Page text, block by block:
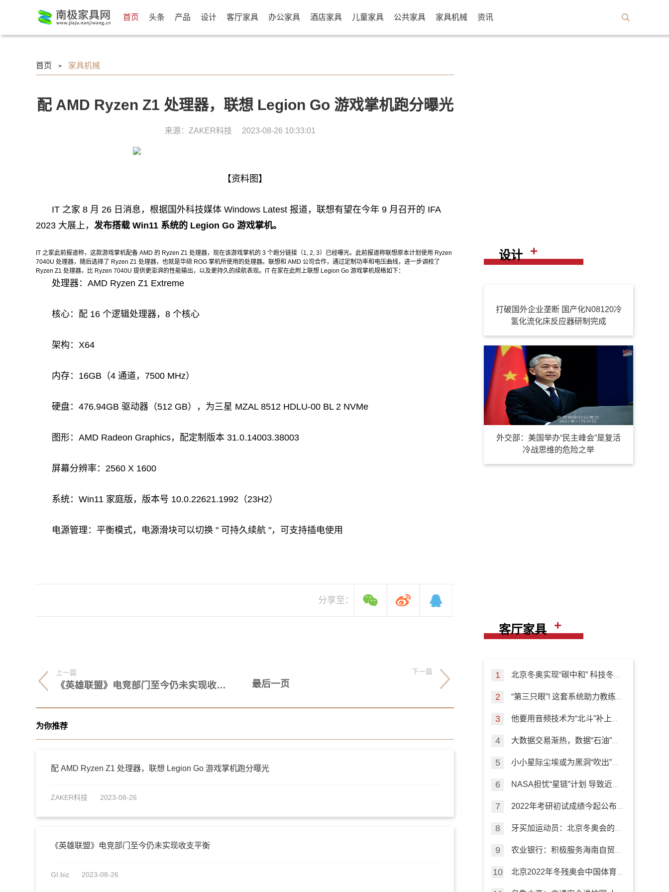
首页 头条 产品 设计 客厅家具 办公家具 酒店家具 儿童家具 公共家具 家具机械 资讯
首页 > 家具机械
配 AMD Ryzen Z1 处理器，联想 Legion Go 游戏掌机跑分曝光
来源：ZAKER科技 2023-08-26 10:33:01
【资料图】
IT 之家 8 月 26 日消息，根据国外科技媒体 Windows Latest 报道，联想有望在今年 9 月召开的 IFA
2023 大展上， 发布搭载 Win11 系统的 Legion Go 游戏掌机。
IT 之家此前报道称，这款游戏掌机配备 AMD 的 Ryzen Z1 处理器，现在该游戏掌机的 3 个跑分链接（1, 2, 3）已经曝光。此前报道称联想原本计划使用 Ryzen
7040U 处理器，随后选择了 Ryzen Z1 处理器，也就是华硕 ROG 掌机所使用的处理器。联想和 AMD 公司合作，通过定制功率和电压曲线，进一步调校了
Ryzen Z1 处理器，比 Ryzen 7040U 提供更澎湃的性能输出，以及更持久的续航表现。IT 在家在此附上联想 Legion Go 游戏掌机规格如下：
处理器：AMD Ryzen Z1 Extreme
核心：配 16 个逻辑处理器，8 个核心
架构：X64
内存：16GB（4 通道，7500 MHz）
硬盘：476.94GB 驱动器（512 GB），为三星 MZAL 8512 HDLU-00 BL 2 NVMe
图形：AMD Radeon Graphics，配定制版本 31.0.14003.38003
屏幕分辨率：2560 X 1600
系统：Win11 家庭版，版本号 10.0.22621.1992（23H2）
电源管理：平衡模式，电源滑块可以切换 " 可持久续航 "，可支持插电使用
分享至：
上一篇
《英雄联盟》电竞部门至今仍未实现收支平衡
下一篇
最后一页
为你推荐
配 AMD Ryzen Z1 处理器，联想 Legion Go 游戏掌机跑分曝光
ZAKER科技 2023-08-26
《英雄联盟》电竞部门至今仍未实现收支平衡
GI.biz 2023-08-26
设计 +
打破国外企业垄断 国产化N08120冷
氢化流化床反应器研制完成
外交部：美国举办“民主峰会”是复活
冷战思维的危险之举
客厅家具 +
北京冬奥实现“碳中和” 科技冬奥
“第三只眼”! 这套系统助力教练
他要用音频技术为“北斗”补上室
大数据交易渐热，数据“石油”如
小小星际尘埃或为黑洞“吹出”的
NASA担忧“星链”计划 导致近地
2022年考研初试成绩今起公布
牙买加运动员：北京冬奥会的精
农业银行：积极服务海南自贸港
北京2022年冬残奥会中国体育